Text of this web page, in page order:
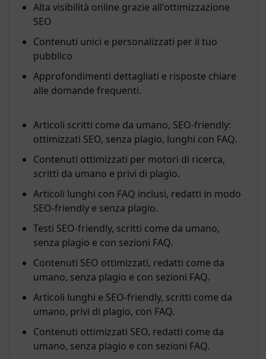
Alta visibilità online grazie all'ottimizzazione
SEO
Contenuti unici e personalizzati per il tuo
pubblico
Approfondimenti dettagliati e risposte chiare
alle domande frequenti.
Articoli scritti come da umano, SEO-friendly:
ottimizzati SEO, senza plagio, lunghi con FAQ.
Contenuti ottimizzati per motori di ricerca,
scritti da umano e privi di plagio.
Articoli lunghi con FAQ inclusi, redatti in modo
SEO-friendly e senza plagio.
Testi SEO-friendly, scritti come da umano,
senza plagio e con sezioni FAQ.
Contenuti SEO ottimizzati, redatti come da
umano, senza plagio e con sezioni FAQ.
Articoli lunghi e SEO-friendly, scritti come da
umano, privi di plagio, con FAQ.
Contenuti ottimizzati SEO, redatti come da
umano, senza plagio e con sezioni FAQ.